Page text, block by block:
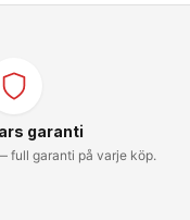
garanti
full garanti på varje köp.